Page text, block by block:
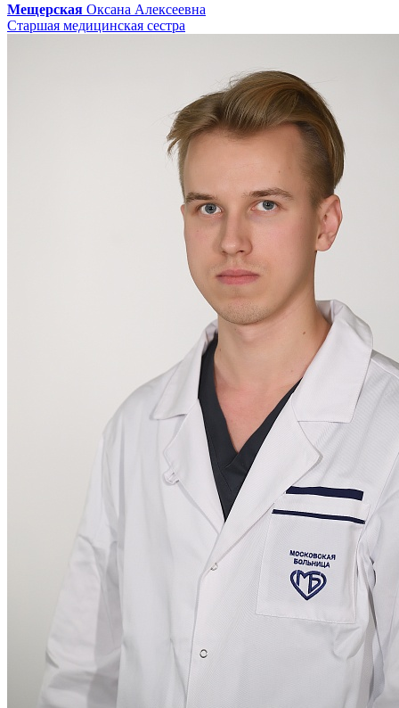
Мещерская Оксана Алексеевна
Старшая медицинская сестра